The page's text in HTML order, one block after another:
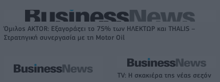
Όμιλος AKTOR: Εξαγοράζει το 75% των ΗΛΕΚΤΩΡ και THALIS –
Στρατηγική συνεργασία με τη Motor Oil
TV: Η σκακιέρα της νέας σεζόν